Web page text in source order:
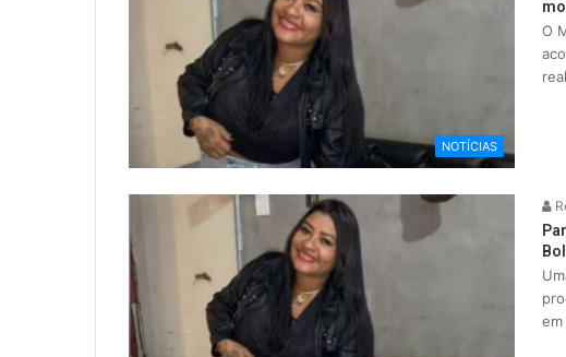
NOTÍCIAS
O
em